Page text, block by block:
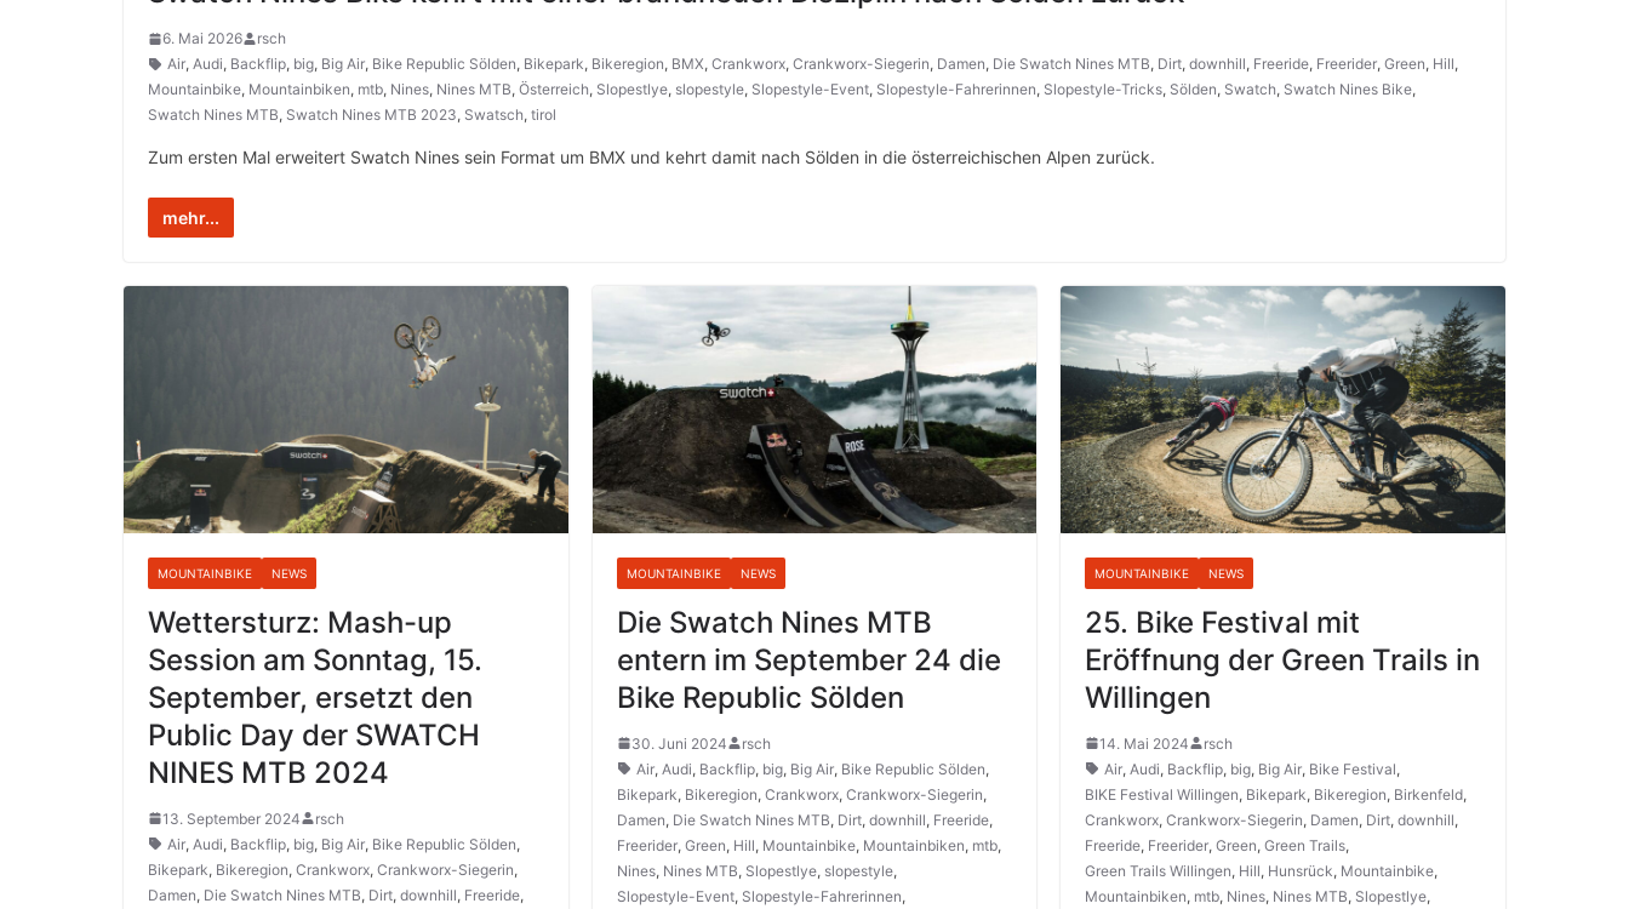
6. Mai 2026
rsch
Air, Audi, Backflip, big, Big Air, Bike Republic Sölden, Bikepark, Bikeregion, BMX, Crankworx, Crankworx-Siegerin, Damen, Die Swatch Nines MTB, Dirt, downhill, Freeride, Freerider, Green, Hill,
Mountainbike, Mountainbiken, mtb, Nines, Nines MTB, Österreich, Slopestlye, slopestyle, Slopestyle-Event, Slopestyle-Fahrerinnen, Slopestyle-Tricks, Sölden, Swatch, Swatch Nines Bike,
Swatch Nines MTB, Swatch Nines MTB 2023, Swatsch, tirol
Zum ersten Mal erweitert Swatch Nines sein Format um BMX und kehrt damit nach Sölden in die österreichischen Alpen zurück.
mehr...
MOUNTAINBIKE NEWS
Wettersturz: Mash-up
Session am Sonntag, 15.
September, ersetzt den
Public Day der SWATCH
NINES MTB 2024
13. September 2024
rsch
Air, Audi, Backflip, big, Big Air, Bike Republic Sölden,
Bikepark, Bikeregion, Crankworx, Crankworx-Siegerin,
Damen, Die Swatch Nines MTB, Dirt, downhill, Freeride,
MOUNTAINBIKE NEWS
Die Swatch Nines MTB
entern im September 24 die
Bike Republic Sölden
30. Juni 2024
rsch
Air, Audi, Backflip, big, Big Air, Bike Republic Sölden,
Bikepark, Bikeregion, Crankworx, Crankworx-Siegerin,
Damen, Die Swatch Nines MTB, Dirt, downhill, Freeride,
Freerider, Green, Hill, Mountainbike, Mountainbiken, mtb,
Nines, Nines MTB, Slopestlye, slopestyle,
Slopestyle-Event, Slopestyle-Fahrerinnen,
MOUNTAINBIKE NEWS
25. Bike Festival mit
Eröffnung der Green Trails in
Willingen
14. Mai 2024
rsch
Air, Audi, Backflip, big, Big Air, Bike Festival,
BIKE Festival Willingen, Bikepark, Bikeregion, Birkenfeld,
Crankworx,Crankworx-Siegerin, Damen, Dirt,downhill,
Freeride, Freerider,Green,Green Trails,
Green Trails Willingen, Hill, Hunsrück, Mountainbike,
Mountainbiken, mtb, Nines, Nines MTB, Slopestlye,